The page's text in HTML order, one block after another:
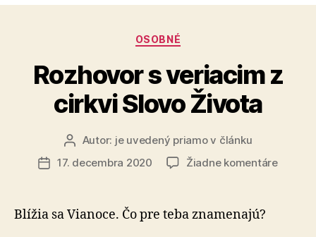
Kategórie
OSOBNÉ
Rozhovor s veriacim z
cirkvi Slovo Života
Autor
článku
Autor: je uvedený priamo v článku
Dátum
17. decembra 2020 Žiadne komentárena
Blížia sa Vianoce. Čo pre teba znamenajú?